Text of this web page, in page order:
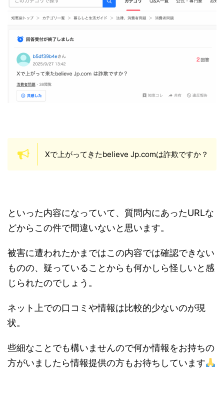
Xで上がってきたbelieve Jp.comは詐欺ですか？
といった内容になっていて、質問内にあったURLな
どからこの件で間違いないと思います。
被害に遭われたかまではこの内容では確認できない
ものの、疑っていることからも何かしら怪しいと感
じられたのでしょう。
ネット上での口コミや情報は比較的少ないのが現
状。
些細なことでも構いませんので何か情報をお持ちの
方がいましたら情報提供の方もお待ちしています